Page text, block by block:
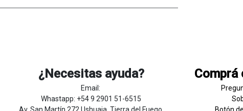
¿Necesitas ayuda?
Email:
Whastapp: +54 9 2901 51-6515
Comprá